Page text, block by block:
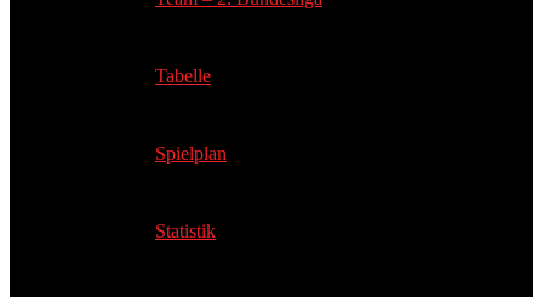
Tabelle
Spielplan
Statistik